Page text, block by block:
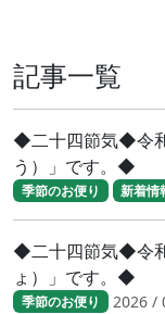
記事一覧
◆二十四節気◆令
う）」です。◆
季節のお便り 新着情
◆二十四節気◆令
ょ）」です。◆
季節のお便り 2026 /